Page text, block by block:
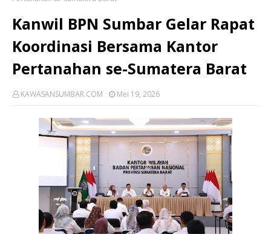
Kanwil BPN Sumbar Gelar Rapat
Koordinasi Bersama Kantor
Pertanahan se-Sumatera Barat
KAWASANSUMBAR.COM Mei 19, 2026